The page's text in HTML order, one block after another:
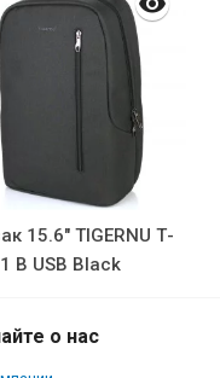
15.6" TIGERNU Т-
B USB Black
о нас